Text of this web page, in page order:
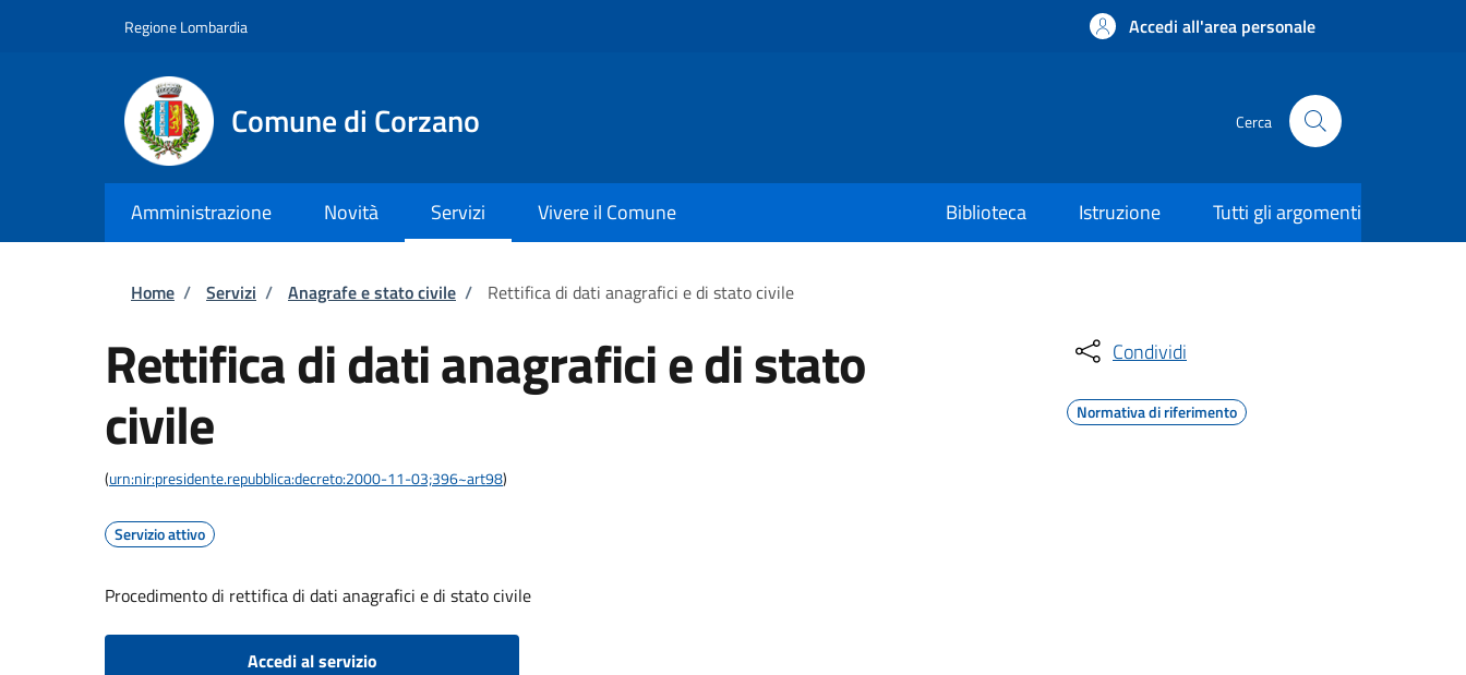
Regione Lombardia Accedi all'area personale
Comune di Corzano Cerca
Amministrazione Novità Servizi Vivere il Comune Biblioteca Istruzione Tutti gli argomenti
Briciole di pane
Home / Servizi / Anagrafe e stato civile / Rettifica di dati anagrafici e di stato civile
Rettifica di dati anagrafici e di stato
civile
(urn:nir:presidente.repubblica:decreto:2000-11-03;396~art98)
Servizio attivo
Procedimento di rettifica di dati anagrafici e di stato civile
Accedi al servizio
Condividi
Normativa di riferimento